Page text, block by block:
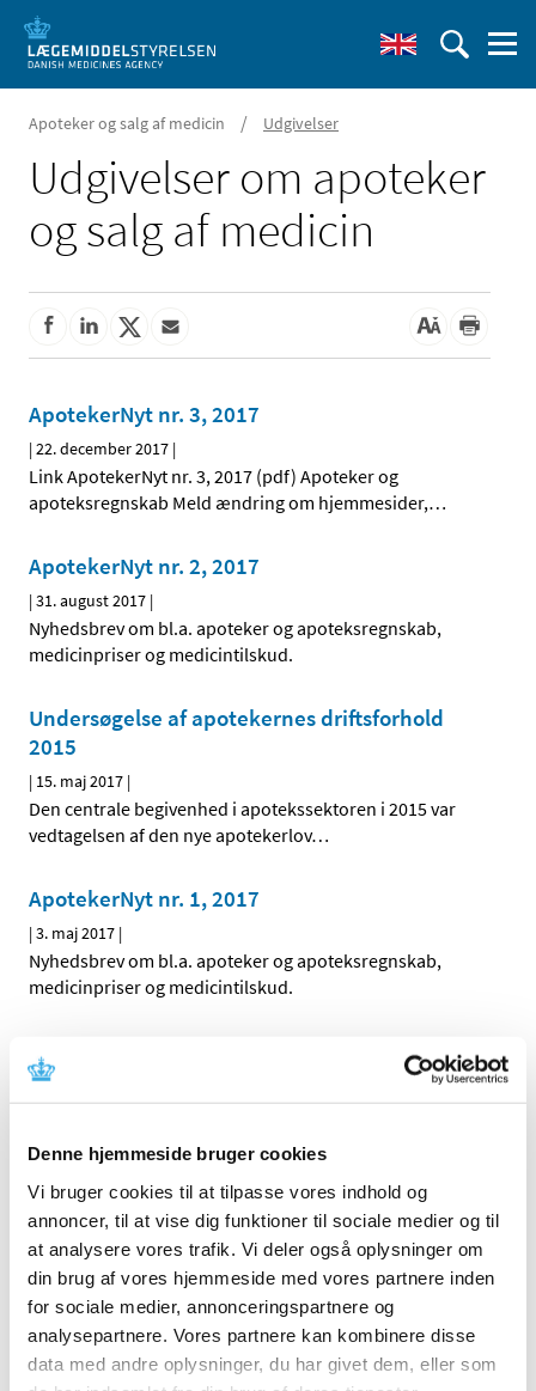
Denne hjemmeside bruger cookies
Vi bruger cookies til at tilpasse vores indhold og
annoncer, til at vise dig funktioner til sociale medier og til
at analysere vores trafik. Vi deler også oplysninger om
din brug af vores hjemmeside med vores partnere inden
for sociale medier, annonceringspartnere og
analysepartnere. Vores partnere kan kombinere disse
data med andre oplysninger, du har givet dem, eller som
Apoteker og salg af medicin / Udgivelser
Udgivelser om apoteker
og salg af medicin
ApotekerNyt nr. 3, 2017
|22. december 2017 |
Link ApotekerNyt nr. 3, 2017 (pdf) Apoteker og
apoteksregnskab Meld ændring om hjemmesider,…
ApotekerNyt nr. 2, 2017
|31. august 2017 |
Nyhedsbrev om bl.a. apoteker og apoteksregnskab,
medicinpriser og medicintilskud.
Undersøgelse af apotekernes driftsforhold
2015
| 15. maj 2017 |
Den centrale begivenhed i apotekssektoren i 2015 var
vedtagelsen af den nye apotekerlov…
ApotekerNyt nr. 1, 2017
|3. maj 2017 |
Nyhedsbrev om bl.a. apoteker og apoteksregnskab,
medicinpriser og medicintilskud.
Inspektion af lægemidler i håndkøb i
detailhandlen 2016
Lægemiddelstyrelsen har i 2016 gennemført 862
inspektioner af detailvirksomheders salg af
Alle (46)
2024 (2)
2023 (1)